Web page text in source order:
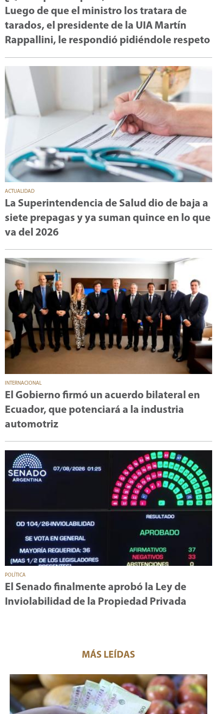
Luego de que el ministro los tratara de
tarados, el presidente de la UIA Martín
Rappallini, le respondió pidiéndole respeto
ACTUALIDAD
La Superintendencia de Salud dio de baja a
siete prepagas y ya suman quince en lo que
va del 2026
INTERNACIONAL
El Gobierno firmó un acuerdo bilateral en
Ecuador, que potenciará a la industria
automotriz
POLÍTICA
El Senado finalmente aprobó la Ley de
Inviolabilidad de la Propiedad Privada
MÁS LEÍDAS